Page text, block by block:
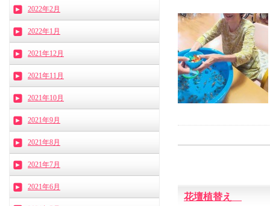
花壇植替え
2022年2月
2022年1月
2021年12月
2021年11月
2021年10月
2021年9月
2021年8月
2021年7月
2021年6月